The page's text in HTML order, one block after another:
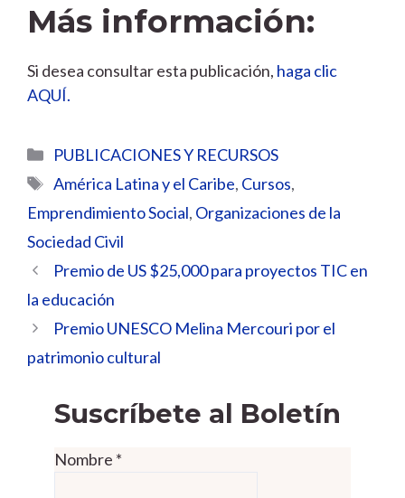
Más información:
Si desea consultar esta publicación, haga clic
AQUÍ.
Categorías
PUBLICACIONES Y RECURSOS
Etiquetas
América Latina y el Caribe, Cursos,
Emprendimiento Social, Organizaciones de la
Sociedad Civil
Premio de US $25,000 para proyectos TIC en
la educación
Premio UNESCO Melina Mercouri por el
patrimonio cultural
Suscríbete al Boletín
Nombre *